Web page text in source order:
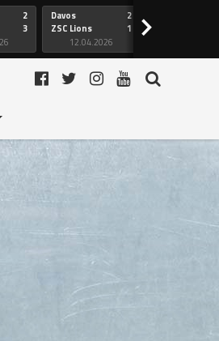
2
3
Davos
ZSC Lions
2
1
12.04.2026
>